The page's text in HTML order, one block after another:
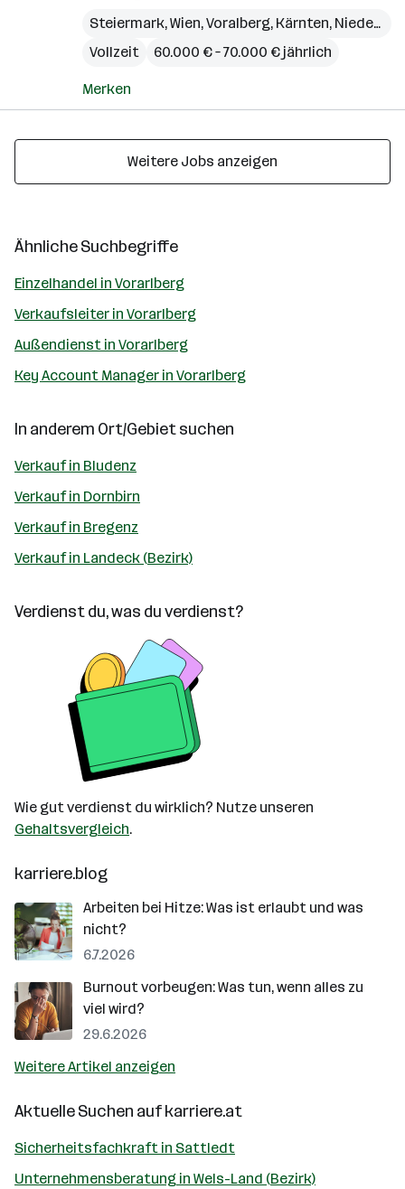
Steiermark,Wien,Voralberg, Kärnten, Niederösterreich
Vollzeit
60.000 € – 70.000 € jährlich
Merken
Weitere Jobs anzeigen
Ähnliche Suchbegriffe
Einzelhandel in Vorarlberg
Verkaufsleiter in Vorarlberg
Außendienst in Vorarlberg
Key Account Manager in Vorarlberg
In anderem Ort/Gebiet suchen
Verkauf in Bludenz
Verkauf in Dornbirn
Verkauf in Bregenz
Verkauf in Landeck (Bezirk)
Verdienst du, was du verdienst?
Wie gut verdienst du wirklich? Nutze unseren
Gehaltsvergleich.
karriere.blog
Arbeiten bei Hitze: Was ist erlaubt und was
nicht?
6.7.2026
Burnout vorbeugen: Was tun, wenn alles zu
viel wird?
29.6.2026
Weitere Artikel anzeigen
Aktuelle Suchen aufkarriere.at
Sicherheitsfachkraft in Sattledt
Unternehmensberatung in Wels-Land (Bezirk)